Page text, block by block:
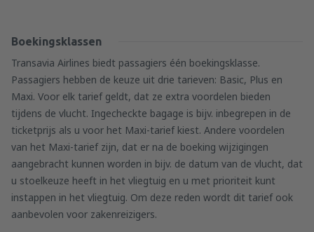
Boekingsklassen
Transavia Airlines biedt passagiers één boekingsklasse.
Passagiers hebben de keuze uit drie tarieven: Basic, Plus en
Maxi. Voor elk tarief geldt, dat ze extra voordelen bieden
tijdens de vlucht. Ingecheckte bagage is bijv. inbegrepen in de
ticketprijs als u voor het Maxi-tarief kiest. Andere voordelen
van het Maxi-tarief zijn, dat er na de boeking wijzigingen
aangebracht kunnen worden in bijv. de datum van de vlucht, dat
u stoelkeuze heeft in het vliegtuig en u met prioriteit kunt
instappen in het vliegtuig. Om deze reden wordt dit tarief ook
aanbevolen voor zakenreizigers.